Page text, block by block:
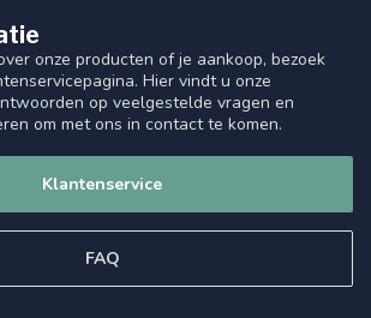
onze producten of je aankoop, bezoek
Hier vindt u onze
op veelgestelde vragen en
om met ons in contact te komen.
Klantenservice
FAQ